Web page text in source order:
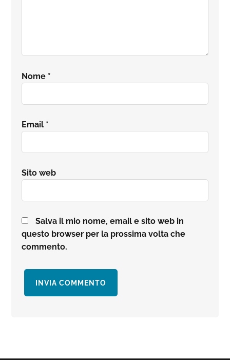
Nome *
Email *
Sito web
Salva il mio nome, email e sito web in
questo browser per la prossima volta che
commento.